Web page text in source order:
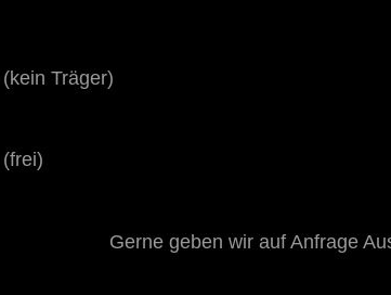
Träger)
Gerne geben wir auf Anfrage